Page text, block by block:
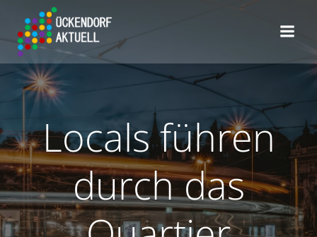
Locals führen
durch das